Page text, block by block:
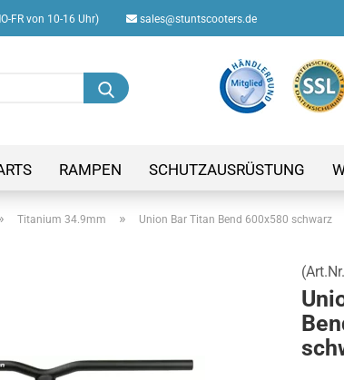
FR von 10-16 Uhr) sales@stuntscooters.de
Suche...
RAMPEN SCHUTZAUSRÜSTUNG
Titanium 34.9mm » Union Bar Titan Bend 600x580 schwarz